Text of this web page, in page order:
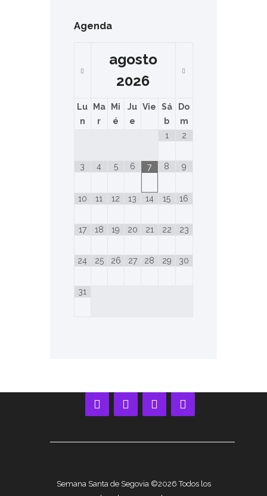
Agenda
agosto
2026
Lu
n
Ma
r
Mi
é
Ju
e
Vie
Sá
b
Do
m
1
2
3 4 5 6 7 8 9
10 11 12 13 14 15 16
17 18 19 20 21 22 23
24 25 26 27 28 29 30
31
Semana Santa de Segovia ©2026 Todos los